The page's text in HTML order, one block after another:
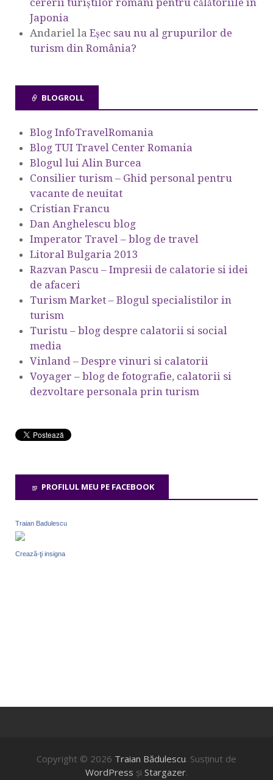
Japonia
Andariel la Eşec sau nu al grupurilor de
turism din România?
BLOGROLL
Blog InfoTravelRomania
Blog TUI Travel Center Romania
Blogul lui Alin Burcea
Consilier turism – Ghid personal pentru
vacante de neuitat
Cristian Francu
Dan Anghelescu blog
Imperator Travel – blog de travel
Litoral Bulgaria 2013
Razvan Pascu – Impresii de calatorie si idei
de afaceri
Turism Market – Blogul specialistilor in
turism
Turistu – blog despre calatorii si social
media
Vinland – Despre vinuri si calatorii
Voyager – blog de fotografie, calatorii si
dezvoltare personala prin turism
PROFILUL MEU PE FACEBOOK
Traian Badulescu
Crează-ţi insigna
Copyright © 2026 Traian Bădulescu. Susţinut de
WordPress şi Stargazer.